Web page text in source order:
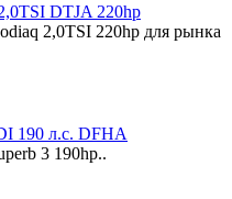
DTJA 220hp
2,0TSI 220hp для рынка
190 л.с. DFHA
3 190hp..